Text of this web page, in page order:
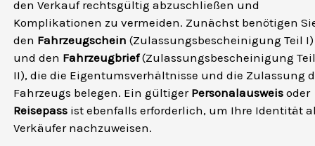
den Verkauf rechtsgültig abzuschließen und
Komplikationen zu vermeiden. Zunächst benötigen
den Fahrzeugschein (Zulassungsbescheinigung Teil I)
und den Fahrzeugbrief(Zulassungsbescheinigung Teil
II), die die Eigentumsverhältnisse und die Zulassung
Fahrzeugs belegen. Ein gültiger Personalausweis oder
Reisepass ist ebenfalls erforderlich, um Ihre Identität
Verkäufer nachzuweisen.